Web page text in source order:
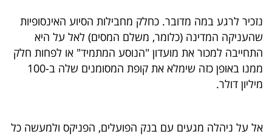
5
המילון
הכלכלי
פודקאסט
40
נזכיר לרגע במה מדובר. כחלק מחבילות הסיוע האינסופיות
שהעניקה המדינה (כלומר, משלם המסים) לאל על היא
התחייבה למכור את מועדון "הנוסע המתמיד" או לפחות חלק
ממנו באופן כזה שימלא את קופת המסומנים שלה ב-100
מיליון דולר.
אל על ניהלה מגעים עם בנק הפועלים, הפניקס ולמעשה כל